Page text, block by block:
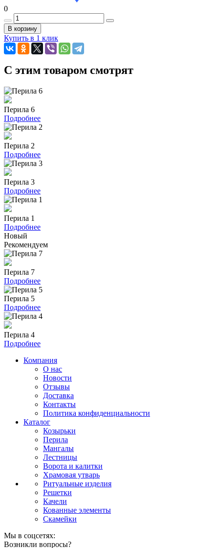
0
В корзину
Купить в 1 клик
C этим товаром смотрят
Перила 6
Подробнее
Перила 2
Подробнее
Перила 3
Подробнее
Перила 1
Подробнее
Новый
Рекомендуем
Перила 7
Подробнее
Перила 5
Подробнее
Перила 4
Подробнее
Компания
О нас
Новости
Отзывы
Доставка
Контакты
Политика конфиденциальности
Каталог
Козырьки
Перила
Мангалы
Лестницы
Ворота и калитки
Храмовая утварь
Ритуальные изделия
Решетки
Качели
Кованные элементы
Скамейки
Мы в соцсетях:
Возникли вопросы?